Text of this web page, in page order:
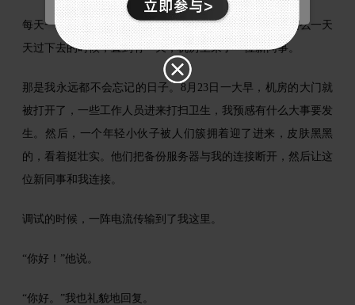
每天一次增量备份，每周一次全备，就在我以为日子会这么一天
天过下去的时候，直到有一天，机房里来了一位新同事。
那是我永远都不会忘记的日子。8月23日一大早，机房的大门就
被打开了，一些工作人员进来打扫卫生，我预感有什么大事要发
生。然后，一个年轻小伙子被人们簇拥着迎了进来，皮肤黑黑
的，看着挺壮实。他们把备份服务器与我的连接断开，然后让这
位新同事和我连接。
调试的时候，一阵电流传输到了我这里。
“你好！”他说。
“你好。”我也礼貌地回复。
统计
通过收集和报告信息，帮助我们了解访问者如何与我
们的网站互动。